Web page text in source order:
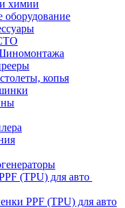
химии
оборудование
копья
(TPU) для авто
PPF (TPU) для авто